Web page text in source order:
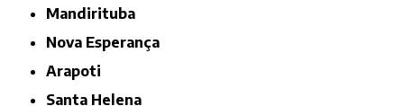
Mandirituba
Nova Esperança
Arapoti
Santa Helena